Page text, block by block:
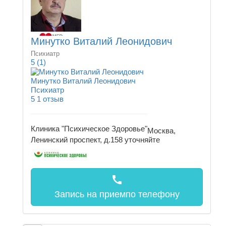
Минутко Виталий Леонидович
Психиатр
5 (1)
Минутко Виталий Леонидович
Психиатр
5 1 отзыв
Клиника "Психическое Здоровье"Москва,
Ленинский проспект, д.158 уточняйте
call
Запись на приемпо телефону